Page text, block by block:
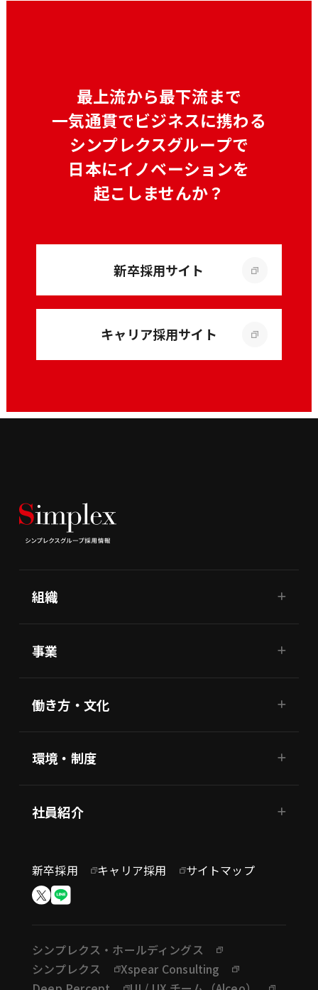
最上流から最下流まで
一気通貫でビジネスに携わる
シンプレクスグループで
日本にイノベーションを
起こしませんか？
新卒採用サイト
キャリア採用サイト
組織
事業
働き方・文化
環境・制度
社員紹介
新卒採用 キャリア採用 サイトマップ
シンプレクス・ホールディングス
シンプレクス
Xspear Consulting